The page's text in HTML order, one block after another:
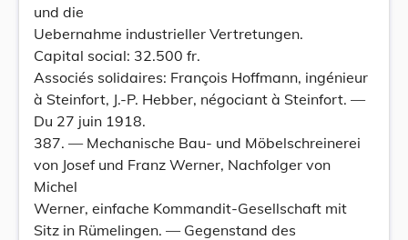
und die
Uebernahme industrieller Vertretungen.
Capital social: 32.500 fr.
Associés solidaires: François Hoffmann, ingénieur
à Steinfort, J.-P. Hebber, négociant à Steinfort. —
Du 27 juin 1918.
387. — Mechanische Bau- und Möbelschreinerei
von Josef und Franz Werner, Nachfolger von
Michel
Werner, einfache Kommandit-Gesellschaft mit
Sitz in Rümelingen. — Gegenstand des